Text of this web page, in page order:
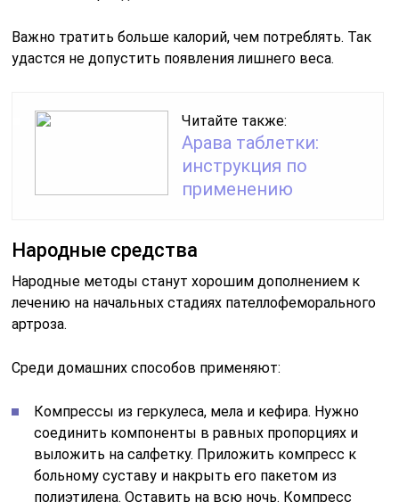
Важно тратить больше калорий, чем потреблять. Так
удастся не допустить появления лишнего веса.
Читайте также:
Арава таблетки:
инструкция по
применению
Народные средства
Народные методы станут хорошим дополнением к
лечению на начальных стадиях пателлофеморального
артроза.
Среди домашних способов применяют:
Компрессы из геркулеса, мела и кефира. Нужно
соединить компоненты в равных пропорциях и
выложить на салфетку. Приложить компресс к
больному суставу и накрыть его пакетом из
полиэтилена. Оставить на всю ночь. Компресс